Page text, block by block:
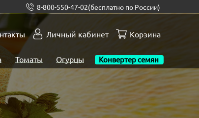
8-800-550-47-02(бесплатно по России)
Личный кабинет Корзина
Томаты Огурцы Конвертер семян